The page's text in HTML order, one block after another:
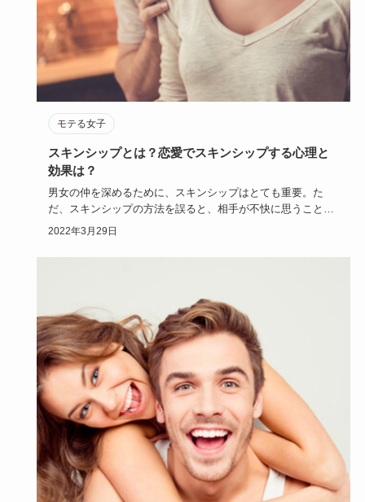
モテる女子
スキンシップとは？恋愛でスキンシップする心理と
効果は？
男女の仲を深めるために、スキンシップはとても重要。た
だ、スキンシップの方法を誤ると、相手が不快に思うこと
も。スキンシップと…
2022年3月29日